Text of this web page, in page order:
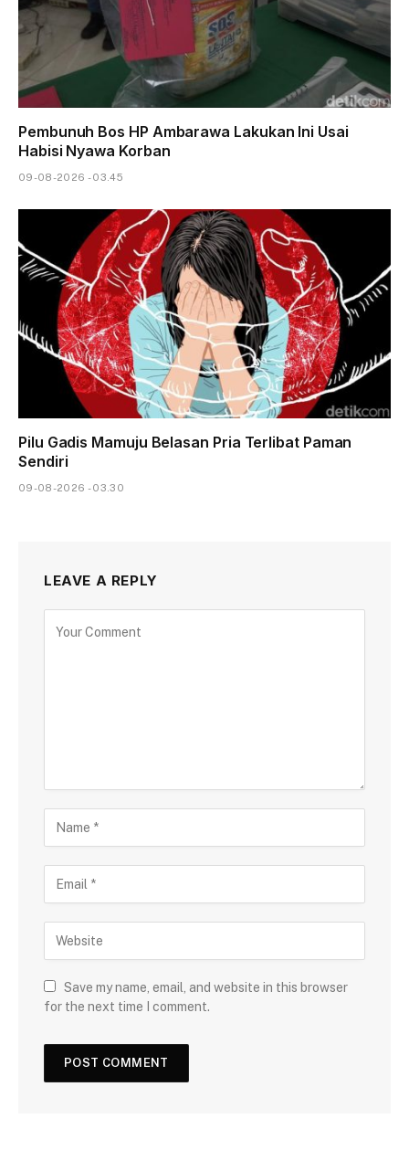
Pembunuh Bos HP Ambarawa Lakukan Ini Usai
Habisi Nyawa Korban
09-08-2026 - 03.45
Pilu Gadis Mamuju Belasan Pria Terlibat Paman
Sendiri
09-08-2026 - 03.30
LEAVE A REPLY
Save my name, email, and website in this browser
for the next time I comment.